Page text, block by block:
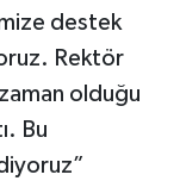
destek
Rektör
olduğu
Bu